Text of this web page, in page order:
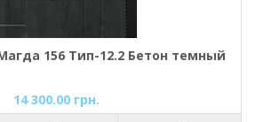
156 Тип-12.2 Бетон темный
14 300.00 грн.